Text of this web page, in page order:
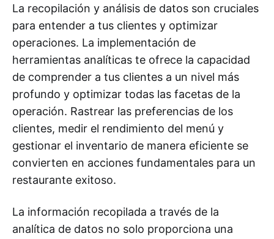
La recopilación y análisis de datos son cruciales
para entender a tus clientes y optimizar
operaciones. La implementación de
herramientas analíticas te ofrece la capacidad
de comprender a tus clientes a un nivel más
profundo y optimizar todas las facetas de la
operación. Rastrear las preferencias de los
clientes, medir el rendimiento del menú y
gestionar el inventario de manera eficiente se
convierten en acciones fundamentales para un
restaurante exitoso.
La información recopilada a través de la
analítica de datos no solo proporciona una